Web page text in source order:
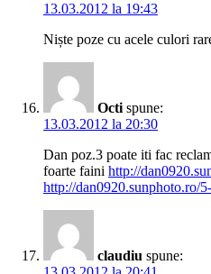
13.03.2012 la 19:43
Niște poze cu acele culori
Octi spune:
13.03.2012 la 20:30
Dan poz.3 poate iti fac
foarte faini http://
http://dan0920.sunphoto.ro/
claudiu spune: